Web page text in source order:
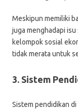
Meskipun memiliki
juga menghadapi
kelompok sosial
tidak merata untuk
3. Sistem
Sistem pendidikan